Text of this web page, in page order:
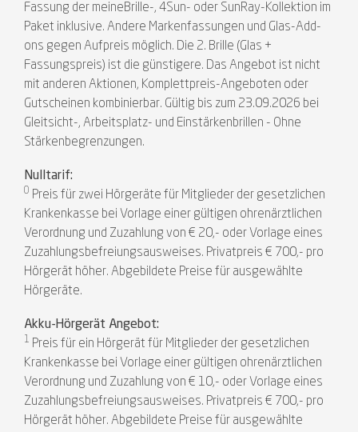
Fassung der meineBrille-, 4Sun- oder SunRay-Kollektion im
Paket inklusive. Andere Markenfassungen und Glas-Add-
ons gegen Aufpreis möglich. Die 2. Brille (Glas +
Fassungspreis) ist die günstigere. Das Angebot ist nicht
mit anderen Aktionen, Komplettpreis-Angeboten oder
Gutscheinen kombinierbar. Gültig bis zum 23.09.2026 bei
Gleitsicht-, Arbeitsplatz- und Einstärkenbrillen - Ohne
Stärkenbegrenzungen.
Nulltarif:
0 Preis für zwei Hörgeräte für Mitglieder der gesetzlichen
Krankenkasse bei Vorlage einer gültigen ohrenärztlichen
Verordnung und Zuzahlung von € 20,- oder Vorlage eines
Zuzahlungsbefreiungsausweises. Privatpreis € 700,- pro
Hörgerät höher. Abgebildete Preise für ausgewählte
Hörgeräte.
Akku-Hörgerät Angebot:
1 Preis für ein Hörgerät für Mitglieder der gesetzlichen
Krankenkasse bei Vorlage einer gültigen ohrenärztlichen
Verordnung und Zuzahlung von € 10,- oder Vorlage eines
Zuzahlungsbefreiungsausweises. Privatpreis € 700,- pro
Hörgerät höher. Abgebildete Preise für ausgewählte